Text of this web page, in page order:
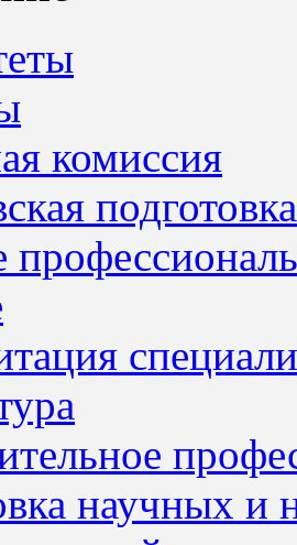
комиссия
подготовка
научных и